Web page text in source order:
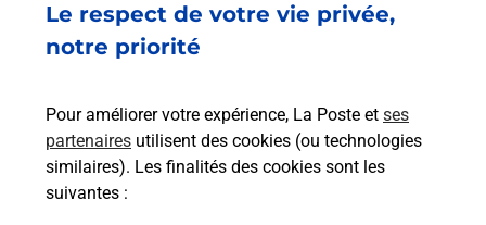
Le respect de votre vie privée,
notre priorité
Pour améliorer votre expérience, La Poste et ses
partenaires utilisent des cookies (ou technologies
similaires). Les finalités des cookies sont les
suivantes :
Boîte aux lettres La Poste
Lieu Dit Noubloux
48340 Trelans
Le lien s'ouvre dans un nouvel onglet